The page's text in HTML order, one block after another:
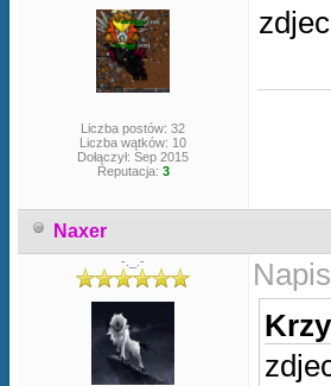
Liczba postów: 32
Liczba wątków: 10
Dołączył: Sep 2015
Reputacja: 3
Naxer
-._.-